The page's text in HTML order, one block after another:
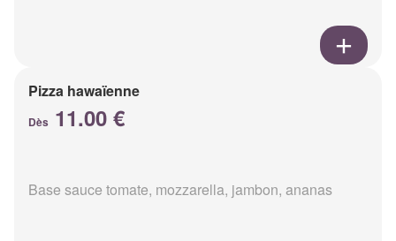
Pizza hawaïenne
Dès 11.00 €
Base sauce tomate, mozzarella, jambon, ananas